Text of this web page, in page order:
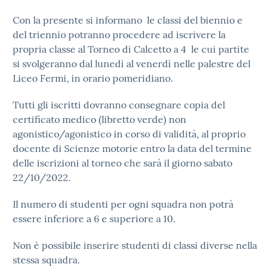
Con la presente si informano le classi del biennio e
del triennio potranno procedere ad iscrivere la
propria classe al Torneo di Calcetto a 4 le cui partite
si svolgeranno dal lunedì al venerdì nelle palestre del
Liceo Fermi, in orario pomeridiano.
Tutti gli iscritti dovranno consegnare copia del
certificato medico (libretto verde) non
agonistico/agonistico in corso di validità, al proprio
docente di Scienze motorie entro la data del termine
delle iscrizioni al torneo che sarà il giorno sabato
22/10/2022.
Il numero di studenti per ogni squadra non potrà
essere inferiore a 6 e superiore a 10.
Non è possibile inserire studenti di classi diverse nella
stessa squadra.